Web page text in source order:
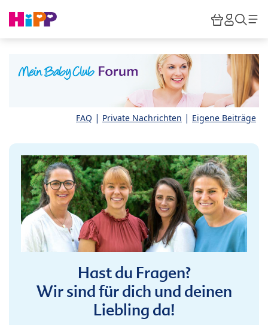
HiPP
FAQ | Private Nachrichten | Eigene Beiträge
Hast du Fragen?
Wir sind für dich und deinen
Liebling da!